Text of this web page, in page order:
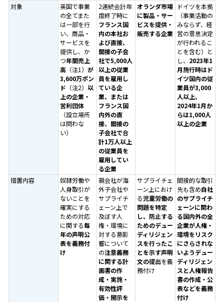
対象
英国で事業
の全てまた
は一部を行
い、商品・
サービスを
提供し、か
つ年間売上
高（注1） が
3,600万ポン
ド （注2） 以
上の企業・
営利団体
（設立場所
は問わな
い）
2連続会計年
度終了時に
フランス国
内の本社お
よび直接、
間接の子会
社で5,000人
以上の従業
員を雇用し
ている企
業、または
フランス国
内外の直
接、間接の
子会社で合
計1万人以上
の従業員を
雇用してい
る企業
オランダ市場
に製品・サー
ビスを提供・
販売する企業
ドイツを本拠
（事業活動の
みならず、経
営の意思決定
が行われるこ
とを含む）と
し、 2023年1
月施行時はド
イツ国内の従
業員が3,000
人以上、
2024年1月か
らは1,000人
以上の企業
措置内容
奴隷労働や
人身取引が
ないことを
確実にする
ための対応
に関する毎
年の声明公
表を義務付
け
親会社が海
外子会社や
サプライチ
ェーン上で
及ぼす人
権・環境に
対する悪影
響について
の注意義務
に関する計
画書の作
成・実施・
有効性評
価・開示を
サプライチェ
ーン上におけ
る児童労働の
問題を特定
し、防止する
ためのデュー
ディリジェン
スを行ったこ
とを示す声明
文の提出を義
務付け
間接的な取引
先も含め自社
のサプライチ
ェーンに関わ
る国内外の全
企業が人権・
環境をリスク
にさらされな
いようデュー
ディリジェン
スと人権報告
書の作成・公
表などを義務
付け